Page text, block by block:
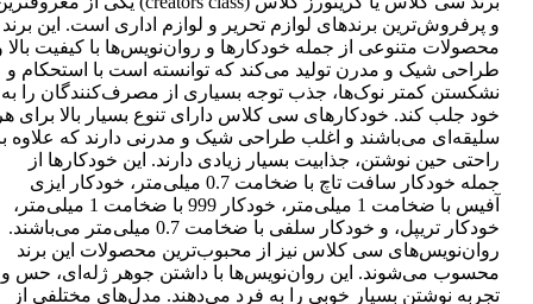
و پرفروش‌ترین برندهای لوازم تحریر و لوازم اداری است. این برند
محصولات متنوعی از جمله خودکارها و روان‌نویس‌ها با کیفیت بالا
طراحی شیک و مدرن تولید می‌کند که توانسته است با استحکام و
نشکستن کمتر نوک‌ها، جذب توجه بسیاری از مصرف‌کنندگان را به
خود جلب کند. خودکارهای سی کلاس دارای تنوع بسیار بالا برای
سلیقه‌ای می‌باشند و اغلب طراحی شیک و مدرنی دارند که علاوه
راحتی حین نوشتن، جذابیت بسیار زیادی دارند. این خودکارها از
جمله خودکار سافت تاچ با ضخامت 0.7 میلی‌متر، خودکار ایزی
آفیس با ضخامت 1 میلی‌متر، خودکار 999 با ضخامت 1 میلی‌متر،
خودکار تریپل، و خودکار سلفی با ضخامت 0.7 میلی‌متر می‌باشند.
روان‌نویس‌های سی کلاس نیز از محبوب‌ترین محصولات این برند
محسوب می‌شوند. این روان‌نویس‌ها با داشتن جوهر ژله‌ای، حس و
تجربه نوشتن بسیار خوبی را به فرد می‌دهند. مدل‌های مختلفی از